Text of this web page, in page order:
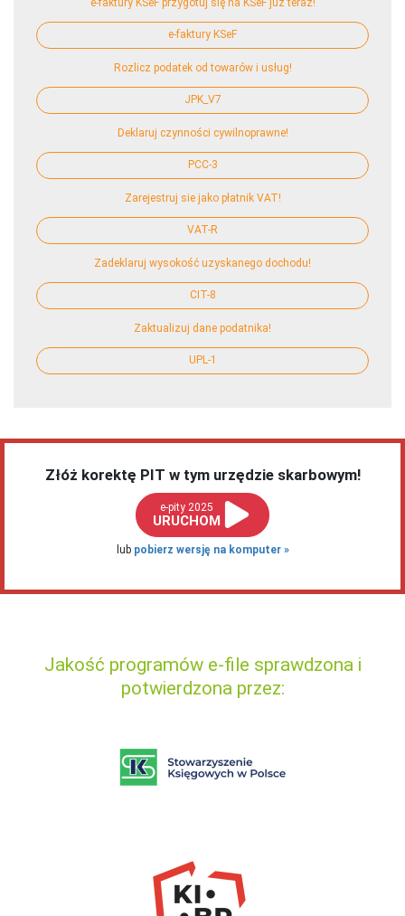
e-faktury KSeF
Rozlicz podatek od towarów i usług!
JPK_V7
Deklaruj czynności cywilnoprawne!
PCC-3
Zarejestruj sie jako płatnik VAT!
VAT-R
Zadeklaruj wysokość uzyskanego dochodu!
CIT-8
Zaktualizuj dane podatnika!
UPL-1
Złóż korektę PIT w tym urzędzie skarbowym!
e-pity 2025
URUCHOM
lub pobierz wersję na komputer
Jakość programów e-file sprawdzona i
potwierdzona przez: